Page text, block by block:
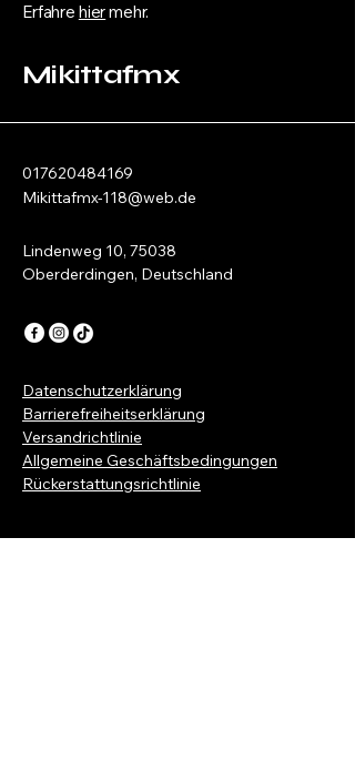
Erfahre hiermehr.
Mikittafmx
017620484169
Mikittafmx-118@web.de
Lindenweg 10, 75038
Oberderdingen, Deutschland
Datenschutzerklärung
Barrierefreiheitserklärung
Versandrichtlinie
Allgemeine Geschäftsbedingungen
Rückerstattungsrichtlinie